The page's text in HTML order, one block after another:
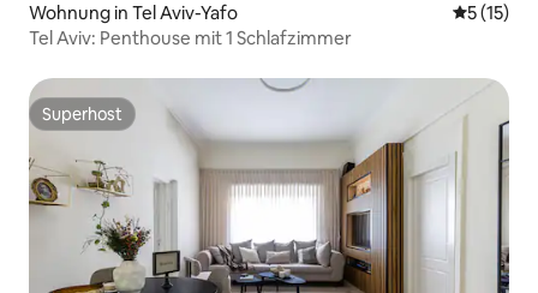
Wohnung in Tel Aviv-Yafo
5 (15)
Tel Aviv: Penthouse mit 1 Schlafzimmer
Superhost
Superhost